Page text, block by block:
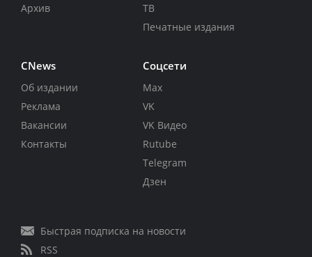
Архив
ТВ
Печатные издания
CNews
Об издании
Реклама
Вакансии
Контакты
Соцсети
Max
VK
VK Видео
Rutube
Telegram
Дзен
Быстрая подписка на новости
RSS